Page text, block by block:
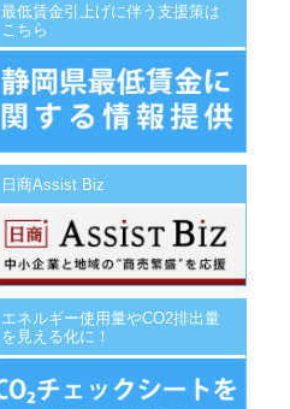
最低賃金引上げに伴う支援策は
こちら
日商Assist Biz
エネルギー使用量やCO2排出量
を見える化に！